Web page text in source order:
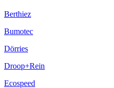
Berthiez
Bumotec
Dörries
Droop+Rein
Ecospeed